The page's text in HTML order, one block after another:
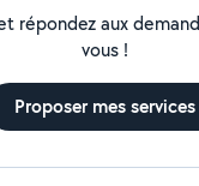
répondez aux
vous !
Proposer mes services